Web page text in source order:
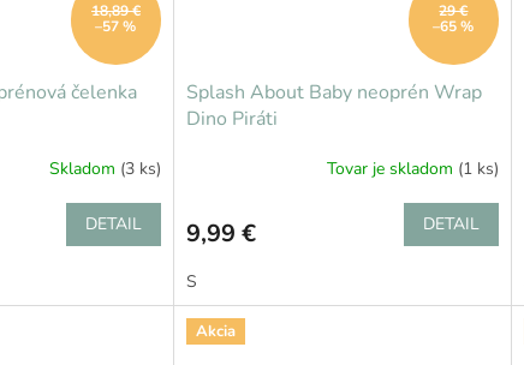
18,89 €
–57 %
čelenka
Skladom (3 ks)
DETAIL
29 €
–65 %
Splash About Baby neoprén Wrap
Dino Piráti
Tovar je skladom (1 ks)
9,99 € DETAIL
S
Akcia